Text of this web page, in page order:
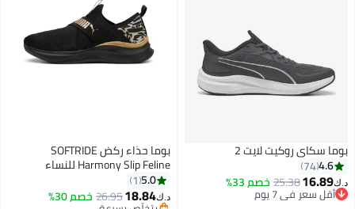
2
بوما سكاي روكيت لايت 2
4.6
74
د.ك‏16.89
25.38خصم 33%
أقل سعر في 7 يوم
بوما حذاء ركض SOFTRIDE
Harmony Slip Feline للنساء
5.0
1
د.ك‏18.84
26.95خصم 30%